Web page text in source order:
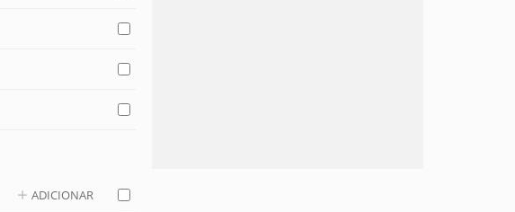
ADICIONAR